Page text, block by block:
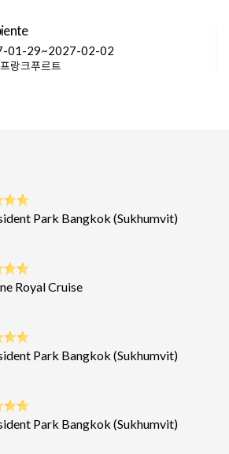
01-29~2027-02-02
랑크푸르트
Park Bangkok (Sukhumvit)
Royal Cruise
Park Bangkok (Sukhumvit)
Park Bangkok (Sukhumvit)